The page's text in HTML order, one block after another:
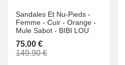
Sandales Et Nu-Pieds -
Femme - Cuir - Orange -
Mule Sabot - BIBI LOU
75.00 €
149.90 €